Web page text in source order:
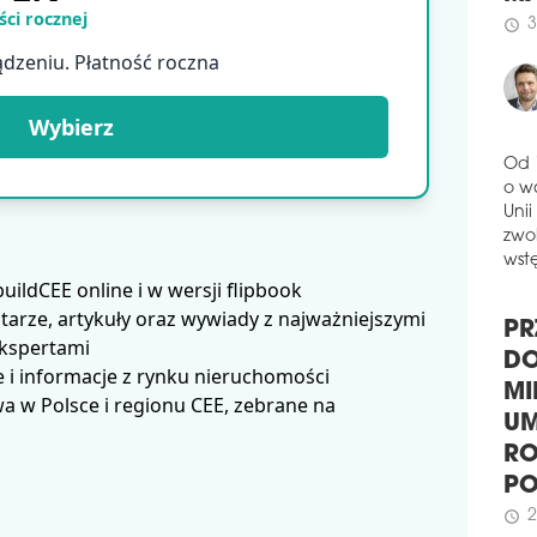
rocznej
Płatność roczna
Wybierz
online i w wersji flipbook
artykuły oraz wywiady z najważniejszymi
i informacje z rynku nieruchomości
w Polsce i regionu CEE, zebrane na
schedule
schedule
Od
o
schedule